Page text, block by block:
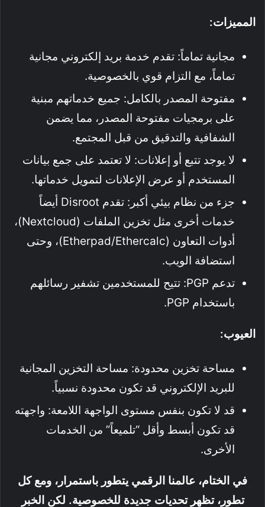
المميزات:
مجانية تماماً: تقدم خدمة بريد إلكتروني مجانية
تماماً، مع التزام قوي بالخصوصية.
مفتوحة المصدر بالكامل: جميع خدماتهم مبنية
على برمجيات مفتوحة المصدر، مما يضمن
الشفافية والتدقيق من قبل المجتمع.
لا يوجد تتبع أو إعلانات: لا تعتمد على جمع بيانات
المستخدم أو عرض الإعلانات لتمويل خدماتها.
جزء من نظام بيئي أكبر: تقدم Disroot أيضاً
خدمات أخرى مثل تخزين الملفات (Nextcloud)،
أدوات التعاون (Etherpad/Ethercalc)، وحتى
استضافة الويب.
تدعم PGP: تتيح للمستخدمين تشفير رسائلهم
باستخدام PGP.
العيوب:
مساحة تخزين محدودة: مساحة التخزين المجانية
للبريد الإلكتروني قد تكون محدودة نسبياً.
قد لا تكون بنفس مستوى الواجهة اللامعة: واجهته
قد تكون أبسط وأقل “تلميعاً” من الخدمات
الأخرى.
في الختام، عالمنا الرقمي يتطور باستمرار، ومع كل
تطور، تظهر تحديات جديدة للخصوصية. لكن الخبر